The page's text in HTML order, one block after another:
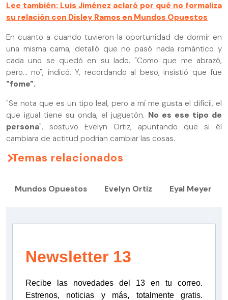
Lee también: Luis Jiménez aclaró por qué no formaliza
su relación con Disley Ramos en Mundos Opuestos
En cuanto a cuando tuvieron la oportunidad de dormir en
una misma cama, detalló que no pasó nada romántico y
cada uno se quedó en su lado. "Como que me abrazó,
pero... no", indicó. Y, recordando al beso, insistió que fue
"fome".
"Se nota que es un tipo leal, pero a mí me gusta el difícil, el
que igual tiene su onda, el juguetón. No es ese tipo de
persona", sostuvo Evelyn Ortiz, apuntando que si él
cambiara de actitud podrían cambiar las cosas.
Temas relacionados
Mundos Opuestos Evelyn Ortiz Eyal Meyer
Newsletter 13
Recibe las novedades del 13 en tu correo.
Estrenos, noticias y más, totalmente gratis.